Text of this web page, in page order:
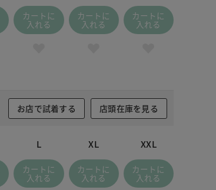
カートに
入れる
カートに
入れる
カートに
入れる
お店で試着する 店頭在庫を見る
L
カートに
入れる
XL
カートに
入れる
XXL
カートに
入れる